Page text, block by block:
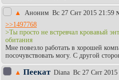
▲ Аноним Вc 27 Снт 2015 21:59
>>1497768
>Ты просто не встревчал кровавый
обитания
Мне повезло работать в хорошей
посочувствовать могу. С другой
▲ Пеекат Diаna Вc 27 Снт 2015